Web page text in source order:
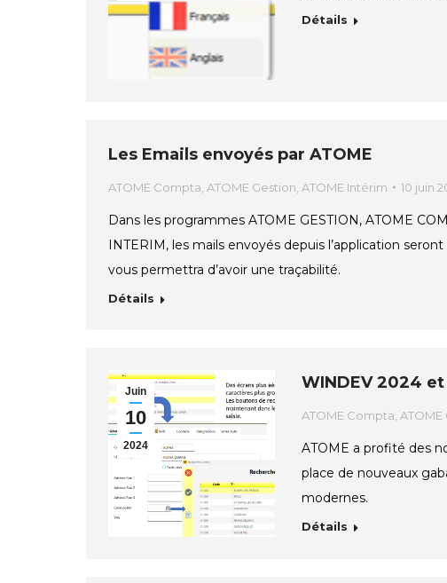
Détails
Les Emails envoyés par ATOME
ATOME Compta ATOME Gestion ATOME Intérim 10 juin
Dans les programmes ATOME GESTION, ATOME
INTERIM, les mails envoyés depuis l’application
vous permettra d’avoir une traçabilité.
Détails
Juin
10
2024
WINDEV 2024
ATOME Compta ATOME
ATOME a profité des
place de nouveaux
modernes.
Détails